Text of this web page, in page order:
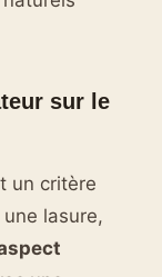
sur le
un critère
lasure,